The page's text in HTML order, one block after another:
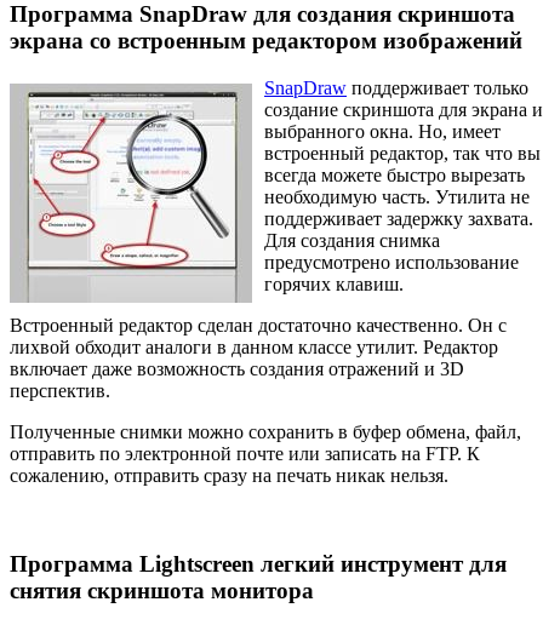
Программа SnapDraw для создания скриншота
экрана со встроенным редактором изображений
SnapDraw поддерживает только
создание скриншота для экрана и
выбранного окна. Но, имеет
встроенный редактор, так что вы
всегда можете быстро вырезать
необходимую часть. Утилита не
поддерживает задержку захвата.
Для создания снимка
предусмотрено использование
горячих клавиш.
Встроенный редактор сделан достаточно качественно. Он с
лихвой обходит аналоги в данном классе утилит. Редактор
включает даже возможность создания отражений и 3D
перспектив.
Полученные снимки можно сохранить в буфер обмена, файл,
отправить по электронной почте или записать на FTP. К
сожалению, отправить сразу на печать никак нельзя.
Программа Lightscreen легкий инструмент для
снятия скриншота монитора